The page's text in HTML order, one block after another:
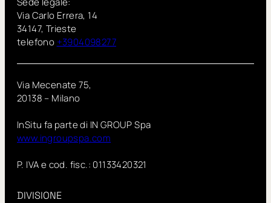
Via Carlo Errera, 14
34147, Trieste
telefono +3904098277
Via Mecenate 75,
20138 – Milano
InSitu fa parte di IN GROUP Spa
www.ingroupspa.com
P. IVA e cod. fisc.: 01133420321
DIVISIONE